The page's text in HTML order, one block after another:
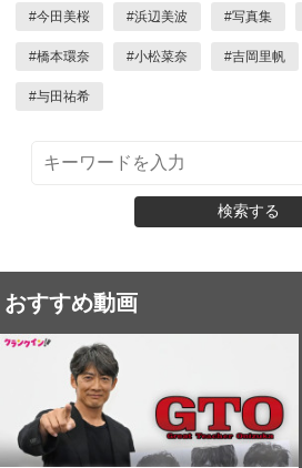
#今田美桜 #浜辺美波 #写真集
#橋本環奈 #小松菜奈 #吉岡里帆
#与田祐希
検索する
おすすめ動画